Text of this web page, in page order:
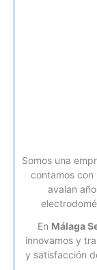
Somos una
contamos con
avalan
En Málaga
innovamos y
y satisfacción